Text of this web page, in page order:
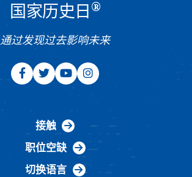
国家历史日 ®
通过发现过去影响未来
接触
职位空缺
切换语言